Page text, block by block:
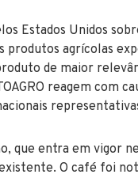
Estados Unidos
produtos agrícolas
de maior
reagem com
que entra em vigor
O café foi